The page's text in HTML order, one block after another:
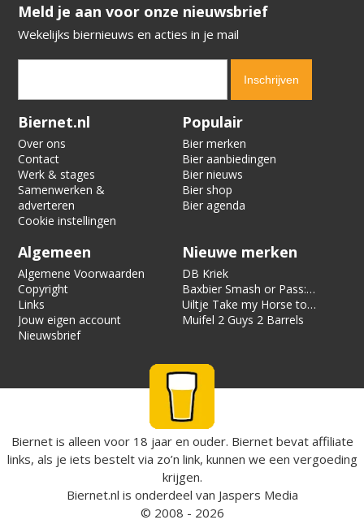
​​​​​​​Meld je aan voor onze nieuwsbrief
Wekelijks biernieuws en acties in je mail
Verification code:
Biernet.nl
Over ons
Contact
Werk & stages
Samenwerken &
adverteren
Cookie instellingen
Populair
Bier merken
Bier aanbiedingen
Bier nieuws
Bier shop
Bier agenda
Algemeen
Algemene Voorwaarden
Copyright
Links
Jouw eigen account
Nieuwsbrief
Nieuwe merken
DB Kriek
Baxbier Smash or Pass:
Strata
Uiltje Take my Horse to
the Hotel Room
Muifel 2 Guys 2 Barrels
Biernet is alleen voor 18 jaar en ouder. Biernet bevat affiliate
links, als je iets bestelt via zo’n link, kunnen we een vergoeding
krijgen.
Biernet.nl is onderdeel van Jaspers Media
© 2008 - 2026